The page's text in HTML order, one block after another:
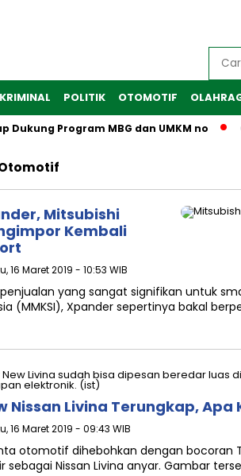
KRIMINAL POLITIK OTOMOTIF
Program MBG dan UMKM no
Mitsubishi
Kembali
16 Maret 2019 - 10:53 WIB
yang sangat signifikan untuk
(MMKSI), Xpander sepertinya bakal
Nissan Livina Terungkap, Apa
16 Maret 2019 - 09:43 WIB
otomotif dihebohkan dengan bocoran
sebagai Nissan Livina anyar. Gambar